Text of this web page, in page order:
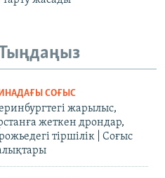
СОҒЫС
жарылыс,
жеткен дрондар,
тіршілік | Cоғыс